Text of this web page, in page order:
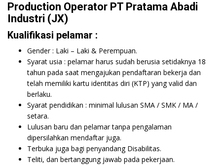
Production Operator PT Pratama Abadi
Industri (JX)
Kualifikasi pelamar :
Gender : Laki – Laki & Perempuan.
Syarat usia : pelamar harus sudah berusia setidaknya 18
tahun pada saat mengajukan pendaftaran bekerja dan
telah memiliki kartu identitas diri (KTP) yang valid dan
berlaku.
Syarat pendidikan : minimal lulusan SMA / SMK / MA /
setara.
Lulusan baru dan pelamar tanpa pengalaman
dipersilahkan mendaftar juga.
Terbuka juga bagi penyandang Disabilitas.
Teliti, dan bertanggung jawab pada pekerjaan.